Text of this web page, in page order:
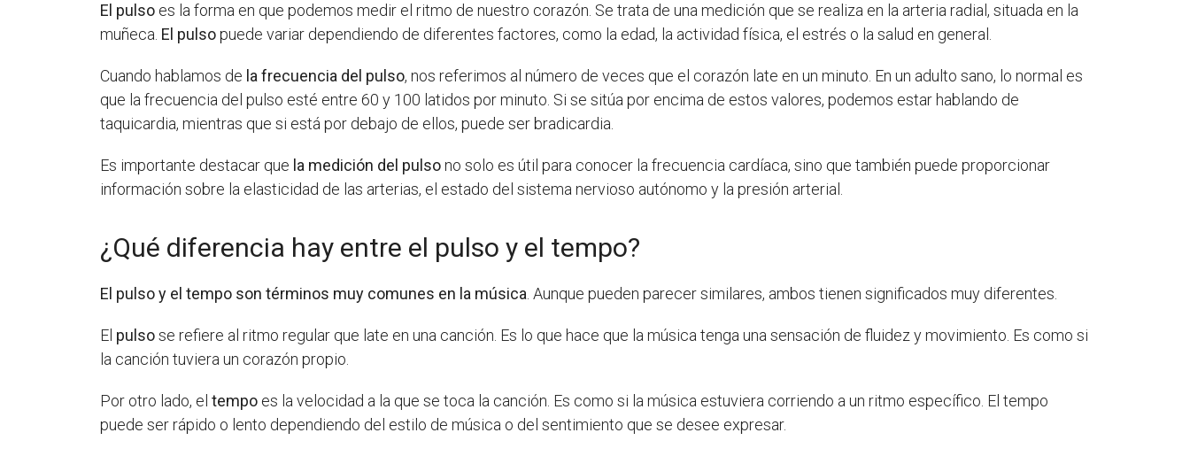
El pulso es la forma en que podemos medir el ritmo de nuestro corazón. Se trata de una medición que se realiza en la arteria radial, situada en la
muñeca. El pulsopuede variar dependiendo de diferentes factores, como la edad, la actividad física, el estrés o la salud en general.
Cuando hablamos de la frecuencia del pulso, nos referimos al número de veces que el corazón late en un minuto. En un adulto sano, lo normal es
que la frecuencia del pulso esté entre 60 y 100 latidos por minuto. Si se sitúa por encima de estos valores, podemos estar hablando de
taquicardia, mientras que si está por debajo de ellos, puede ser bradicardia.
Es importante destacar que la medición del pulsono solo es útil para conocer la frecuencia cardíaca, sino que también puede proporcionar
información sobre la elasticidad de las arterias, el estado del sistema nervioso autónomo y la presión arterial.
¿Qué diferencia hay entre el pulso y el tempo?
El pulso y el tempo son términos muy comunes en la música. Aunque pueden parecer similares, ambos tienen significados muy diferentes.
El pulsose refiere al ritmo regular que late en una canción. Es lo que hace que la música tenga una sensación de fluidez y movimiento. Es como si
la canción tuviera un corazón propio.
Por otro lado, eltempo es la velocidad a la que se toca la canción. Es como si la música estuviera corriendo a un ritmo específico. El tempo
puede ser rápido o lento dependiendo del estilo de música o del sentimiento que se desee expresar.